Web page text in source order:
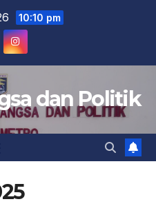
10:10 pm
dan Politik